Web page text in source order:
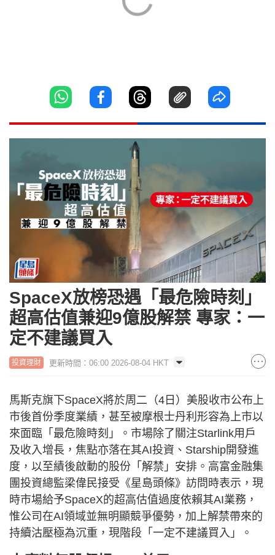
SpaceX放榜恐遇「最危險時刻」
超高估值兼迎9億股解禁 專家：一
定不建議買入
投資理財 更新時間：06:00 2026-08-04 HKT
馬斯克旗下SpaceX將於周二（4日）美股收市公布上
市後首份季度業績，甚至被摩根士丹利形容為上市以
來面臨「最危險時刻」。市場除了關注Starlink用戶
及收入增長，焦點亦落在其AI投資、Starship開發進
度，以至績後啟動的股份「解禁」安排。高富金融集
團投資總監梁偉民接受《星島頭條》訪問時表示，現
時市場給予SpaceX的超高估值過度依賴其AI業務，
惟公司在AI領域並無明顯競爭優勢，加上解禁帶來的
持續沽壓極為沉重，現階段「一定不建議買入」。